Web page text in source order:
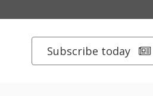
Subscribe today